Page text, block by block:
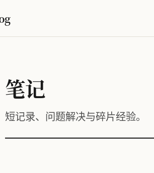
笔记
短记录、问题解决与碎片经验。